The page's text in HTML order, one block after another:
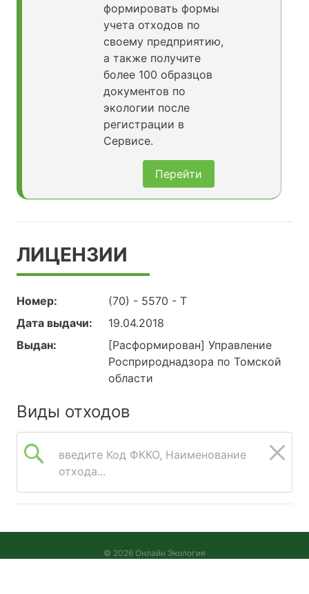
формировать формы
учета отходов по
своему предприятию,
а также получите
более 100 образцов
документов по
экологии после
регистрации в
Сервисе.
Перейти
ЛИЦЕНЗИИ
Номер:
(70) - 5570 - Т
Дата выдачи:
19.04.2018
Выдан:
[Расформирован] Управление
Росприроднадзора по Томской
области
Виды отходов
введите Код ФККО, Наименование
отхода...
© 2026 Онлайн Экология